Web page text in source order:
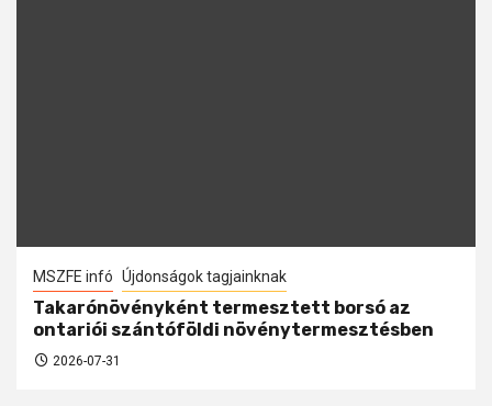
MSZFE infó Újdonságok tagjainknak
Takarónövényként termesztett borsó az
ontariói szántóföldi növénytermesztésben
2026-07-31